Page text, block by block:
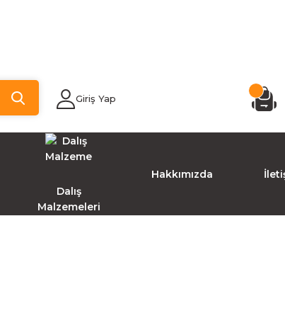
Giriş Yap
Dalış
Malzemeleri
Hakkımızda